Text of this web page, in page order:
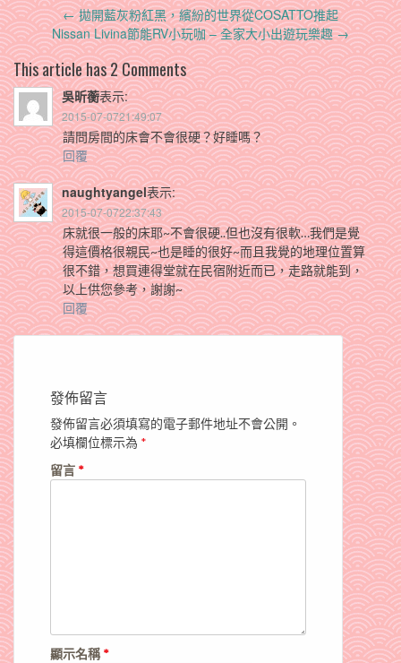
Post
navigation
←拋開藍灰粉紅黑，繽紛的世界從COSATTO推起
Nissan Livina節能RV小玩咖 – 全家大小出遊玩樂趣→
This article has 2 Comments
吳昕蘅表示:
2015-07-0721:49:07
請問房間的床會不會很硬？好睡嗎？
回覆
naughtyangel表示:
2015-07-0722:37:43
床就很一般的床耶~不會很硬..但也沒有很軟…我們是覺
得這價格很親民~也是睡的很好~而且我覺的地理位置算
很不錯，想買連得堂就在民宿附近而已，走路就能到，
以上供您參考，謝謝~
回覆
發佈留言
發佈留言必須填寫的電子郵件地址不會公開。
必填欄位標示為 *
留言 *
顯示名稱*